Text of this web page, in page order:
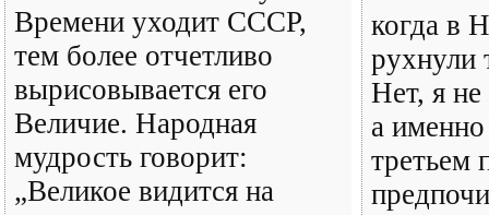
Времени уходит СССР,
тем более отчетливо
вырисовывается его
Величие. Народная
мудрость говорит:
„Великое видится на
когда в
рухнули
Нет, я
а
третьем